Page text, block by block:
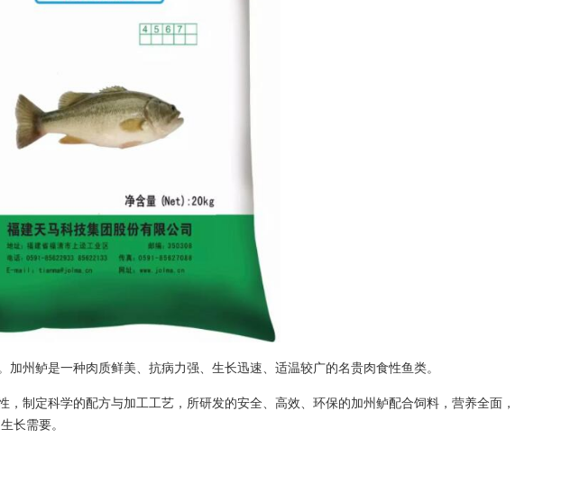
州鲈是一种肉质鲜美、抗病力强、生长迅速、适温较广的名贵肉食性鱼类。
制定科学的配方与加工工艺，所研发的安全、高效、环保的加州鲈配合饲料，营养全面，
长需要。